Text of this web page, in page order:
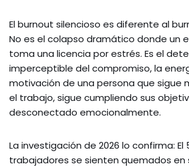
El burnout silencioso es diferente al
No es el colapso dramático donde un
toma una licencia por estrés. Es el
imperceptible del compromiso, la
motivación de una persona que sigue
el trabajo, sigue cumpliendo sus
desconectado emocionalmente.
La investigación de 2026 lo confirma: El
trabajadores se sienten quemados en